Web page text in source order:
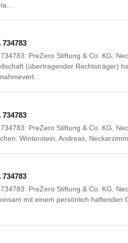
734783
734783: PreZero Stiftung & Co. KG,
(übertragender Rechtsträger)
734783
734783: PreZero Stiftung & Co. KG,
Winterstein, Andreas,
734783
734783: PreZero Stiftung & Co. KG,
mit einem persönlich haftenden